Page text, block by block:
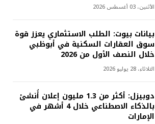
الأثنين، 03 أغسطس 2026
بيانات بيوت: الطلب الاستثماري يعزز قوة
سوق العقارات السكنية في أبوظبي
خلال النصف الأول من 2026
الثلاثاء، 28 يوليو 2026
دوبيزل: أكثر من 1.3 مليون إعلان أُنشئ
بالذكاء الاصطناعي خلال 4 أشهر في
الإمارات